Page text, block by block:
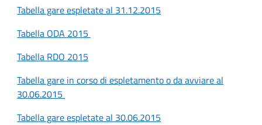
Tabella gare espletate al 31.12.2015
Tabella ODA 2015
Tabella RDO 2015
Tabella gare in corso di espletamento o da avviare al
30.06.2015
Tabella gare espletate al 30.06.2015